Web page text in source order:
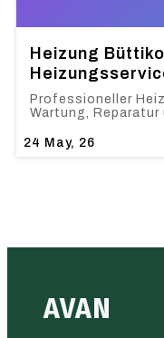
Heizung
24 May, 26
Professioneller
Wartung,
AVAN